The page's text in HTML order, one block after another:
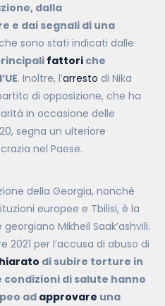
dalla
e dai segnali di una
sono stati indicati dalle
fattori che
. Inoltre, l’arresto di Nika
di opposizione, che ha
in occasione delle
segna un ulteriore
nel Paese.
della Georgia, nonché
europee e Tbilisi, è la
Mikheil Saak’ashvili.
per l’accusa di abuso di
di subire torture in
di salute hanno
ad approvare una